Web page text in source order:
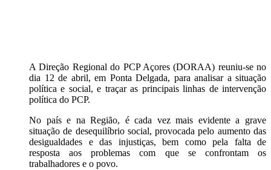
A Direção Regional do PCP Açores (DORAA) reuniu-se no
dia 12 de abril, em Ponta Delgada, para analisar a situação
política e social, e traçar as principais linhas de intervenção
política do PCP.
No país e na Região, é cada vez mais evidente a grave
situação de desequilíbrio social, provocada pelo aumento das
desigualdades e das injustiças, bem como pela falta de
resposta aos problemas com que se confrontam os
trabalhadores e o povo.